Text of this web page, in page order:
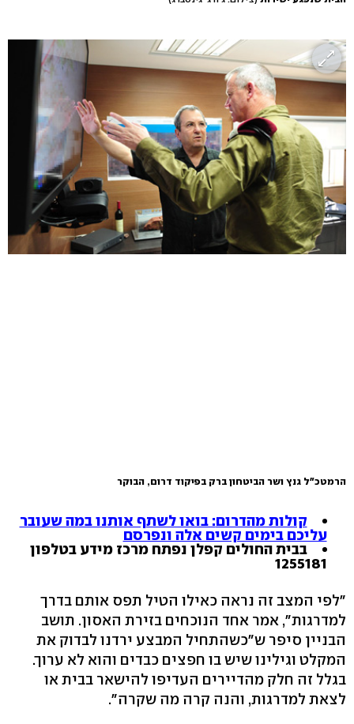
הרמטכ"ל גנץ ושר הביטחון ברק בפיקוד דרום, הבוקר
קולות מהדרום: בואו לשתף אותנו במה שעובר
עליכם בימים קשים אלה ונפרסם
בבית החולים קפלן נפתח מרכז מידע בטלפון
1255181
"לפי המצב זה נראה כאילו הטיל תפס אותם בדרך
למדרגות", אמר אחד הנוכחים בזירת האסון. תושב
הבניין סיפר ש"כשהתחיל המבצע ירדנו לבדוק את
המקלט וגילינו שיש בו חפצים כבדים והוא לא ערוך.
בגלל זה חלק מהדיירים העדיפו להישאר בבית או
לצאת למדרגות, והנה קרה מה שקרה".